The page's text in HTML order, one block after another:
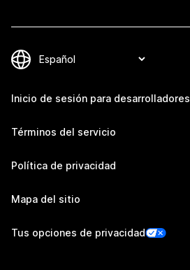
Inicio de sesión para desarrolladores
Términos del servicio
Política de privacidad
Mapa del sitio
Tus opciones de privacidad